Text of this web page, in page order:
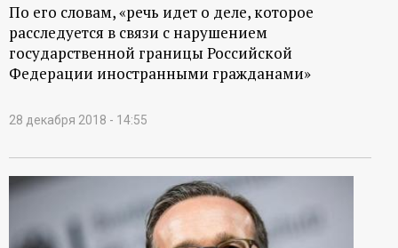
По его словам, «речь идет о деле, которое
расследуется в связи с нарушением
государственной границы Российской
Федерации иностранными гражданами»
28 декабря 2018 - 14:55